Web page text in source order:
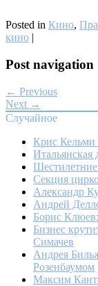
Posted in Кино,
кино |
Post navigation
← Previous
Next →
Случайное
Крис Кельми
Секция
Александр
Андрей
Борис
Бизнес
Симачев
Андрея
Розенбаумом
Максим